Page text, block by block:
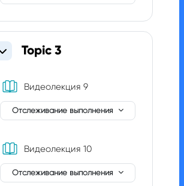
СвернутьTopic 3
Видеолекция 9Книга
Отслеживание выполнения
Видеолекция 10Книга
Отслеживание выполнения